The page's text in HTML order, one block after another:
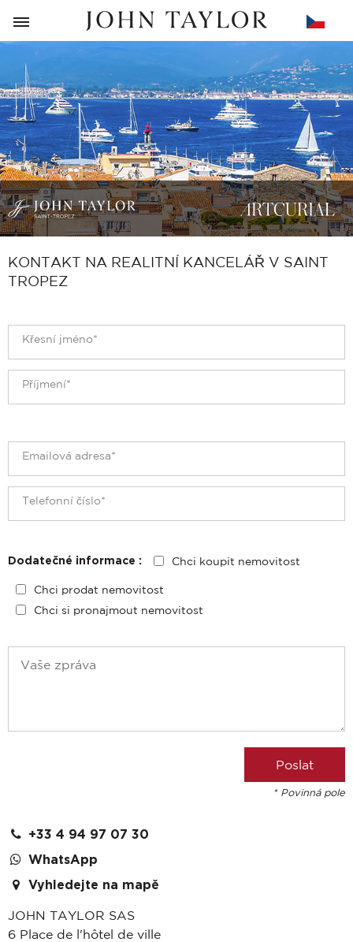
ZPĚT
KONTAKT NA REALITNÍ KANCELÁŘ V SAINT
TROPEZ
Dodatečné informace : Chci koupit nemovitost
Chci prodat nemovitost
Chci si pronajmout nemovitost
* Povinná pole
+33 4 94 97 07 30
WhatsApp
Vyhledejte na mapě
JOHN TAYLOR SAS
6 Place de l'hôtel de ville